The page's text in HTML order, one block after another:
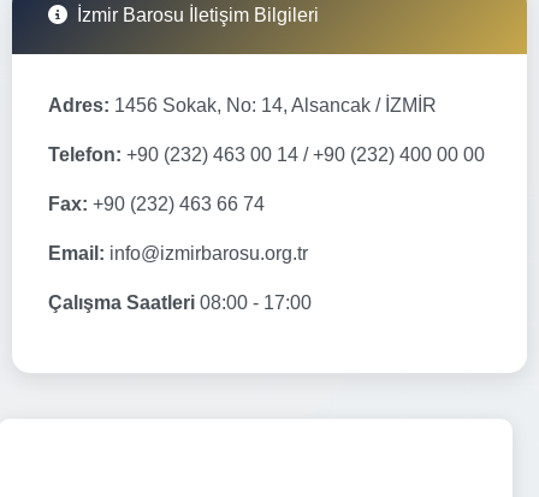
İzmir Barosu İletişim Bilgileri
Adres: 1456 Sokak, No: 14, Alsancak / İZMİR
Telefon: +90 (232) 463 00 14 / +90 (232) 400 00 00
Fax: +90 (232) 463 66 74
Email: info@izmirbarosu.org.tr
Çalışma Saatleri 08:00 - 17:00